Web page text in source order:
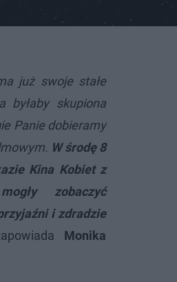
już swoje stałe
byłaby skupiona
Panie dobieramy
W środę 8
Kina Kobiet z
zobaczyć
i zdradzie
Monika